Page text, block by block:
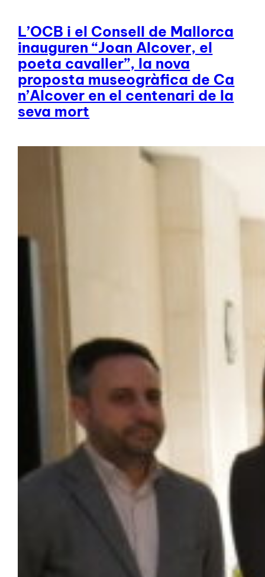
L’OCB i el Consell de Mallorca
inauguren “Joan Alcover, el
poeta cavaller”, la nova
proposta museogràfica de Ca
n’Alcover en el centenari de la
seva mort